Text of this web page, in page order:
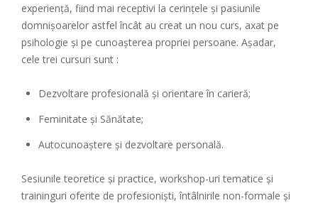
experiență, fiind mai receptivi la cerințele și pasiunile
domnișoarelor astfel încât au creat un nou curs, axat pe
psihologie și pe cunoașterea propriei persoane. Așadar,
cele trei cursuri sunt :
Dezvoltare profesională și orientare în carieră;
Feminitate și Sănătate;
Autocunoaștere și dezvoltare personală.
Sesiunile teoretice și practice, workshop-uri tematice și
traininguri oferite de profesioniști, întâlnirile non-formale și